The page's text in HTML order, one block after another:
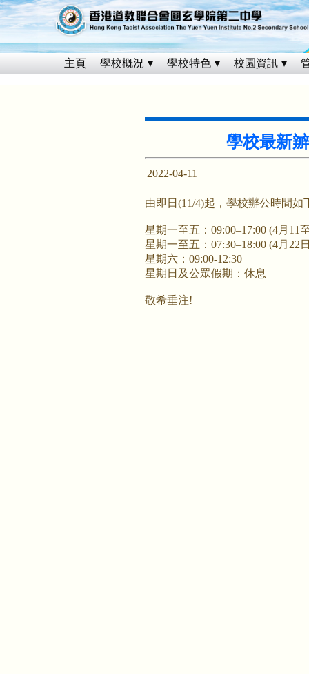
主頁 學校概況 學校特色 校園資訊
學校最新
2022-04-11
由即日(11/4)起，學校辦公時間如
星期一至五：09:00–17:00 (4月11
星期一至五：07:30–18:00 (4月22
星期六：09:00-12:30
星期日及公眾假期：休息
敬希垂注!